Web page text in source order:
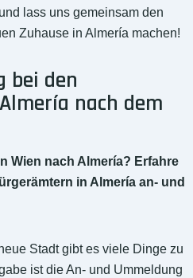
lass uns gemeinsam den
Zuhause in Almería machen!
bei den
nach dem
Wien nach Almería? Erfahre
in Almería an- und
Stadt gibt es viele Dinge zu
ist die An- und Ummeldung